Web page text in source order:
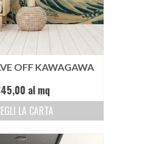
OFF KAWAGAWA
45,00 al mq
LA CARTA